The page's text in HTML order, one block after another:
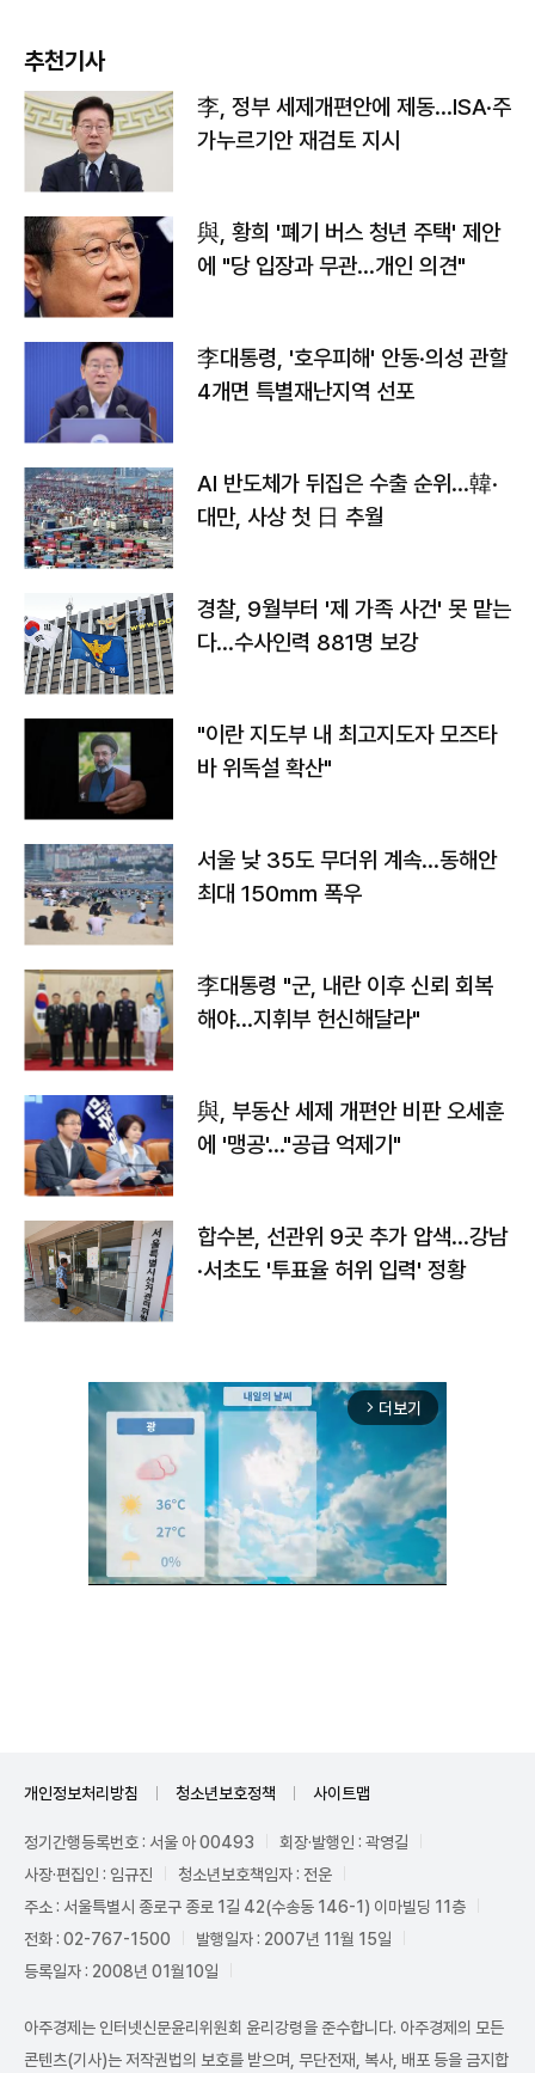
추천기사
李, 정부 세제개편안에 제동…ISA·주
가누르기안 재검토 지시
與, 황희 '폐기 버스 청년 주택' 제안
에 "당 입장과 무관…개인 의견"
李대통령, '호우피해' 안동·의성 관할
4개면 특별재난지역 선포
AI 반도체가 뒤집은 수출 순위…韓·
대만, 사상 첫 日 추월
경찰, 9월부터 '제 가족 사건' 못 맡는
다…수사인력 881명 보강
"이란 지도부 내 최고지도자 모즈타
바 위독설 확산"
서울 낮 35도 무더위 계속…동해안
최대 150㎜ 폭우
李대통령 "군, 내란 이후 신뢰 회복
해야…지휘부 헌신해달라"
與, 부동산 세제 개편안 비판 오세훈
에 '맹공'…"공급 억제기"
합수본, 선관위 9곳 추가 압색…강남
·서초도 '투표율 허위 입력' 정황
arrow_forward_ios 더보기
개인정보처리방침 청소년보호정책 사이트맵
정기간행등록번호 : 서울 아 00493
회장·발행인 : 곽영길
사장·편집인 : 임규진
청소년보호책임자 : 전운
주소 : 서울특별시 종로구 종로 1길 42(수송동 146-1) 이마빌딩 11층
전화 : 02-767-1500
발행일자 : 2007년 11월 15일
등록일자 : 2008년 01월10일
아주경제는 인터넷신문윤리위원회 윤리강령을 준수합니다. 아주경제의 모든
콘텐츠(기사)는 저작권법의 보호를 받으며, 무단전재, 복사, 배포 등을 금지합